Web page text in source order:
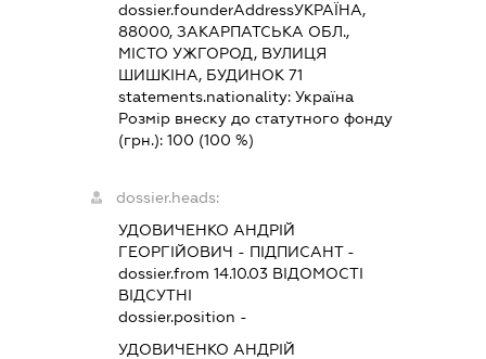
dossier.founderAddressУКРАЇНА,
88000, ЗАКАРПАТСЬКА ОБЛ.,
МІСТО УЖГОРОД, ВУЛИЦЯ
ШИШКІНА, БУДИНОК 71
statements.nationality:Україна
Розмір внеску до статутного фонду
(грн.):100 (100 %)
dossier.heads:
УДОВИЧЕНКО АНДРІЙ
ГЕОРГІЙОВИЧ - ПІДПИСАНТ-
dossier.from 14.10.03 ВІДОМОСТІ
ВІДСУТНІ
dossier.position -
УДОВИЧЕНКО АНДРІЙ